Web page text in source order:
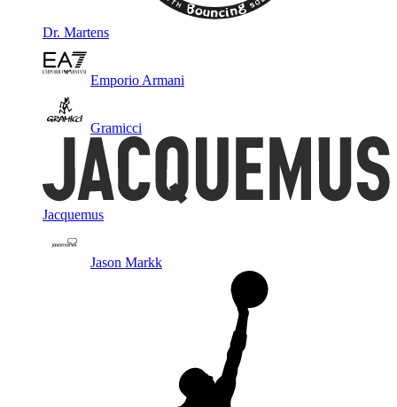
Dr. Martens
Emporio Armani
Gramicci
Jacquemus
Jason Markk